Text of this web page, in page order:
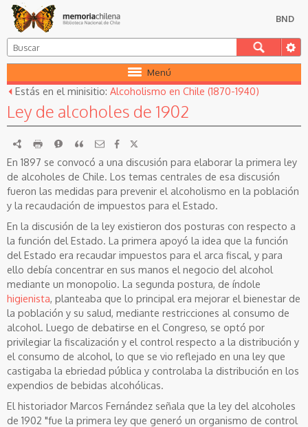
BND
Menú
Estás en el minisitio: Alcoholismo en Chile (1870-1940)
Ley de alcoholes de 1902
RDF imprimirReportarCitar
En 1897 se convocó a una discusión para elaborar la primera ley
de alcoholes de Chile. Los temas centrales de esa discusión
fueron las medidas para prevenir el alcoholismo en la población
y la recaudación de impuestos para el Estado.
En la discusión de la ley existieron dos posturas con respecto a
la función del Estado. La primera apoyó la idea que la función
del Estado era recaudar impuestos para el arca fiscal, y para
ello debía concentrar en sus manos el negocio del alcohol
mediante un monopolio. La segunda postura, de índole
higienista, planteaba que lo principal era mejorar el bienestar de
la población y su salud, mediante restricciones al consumo de
alcohol. Luego de debatirse en el Congreso, se optó por
privilegiar la fiscalización y el control respecto a la distribución y
el consumo de alcohol, lo que se vio reflejado en una ley que
castigaba la ebriedad pública y controlaba la distribución en los
expendios de bebidas alcohólicas.
El historiador Marcos Fernández señala que la ley del alcoholes
de 1902 "fue la primera ley que generó un organismo de control